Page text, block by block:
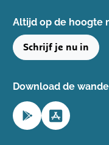
Altijd op de hoogte
Schrijf je nu in
Download de